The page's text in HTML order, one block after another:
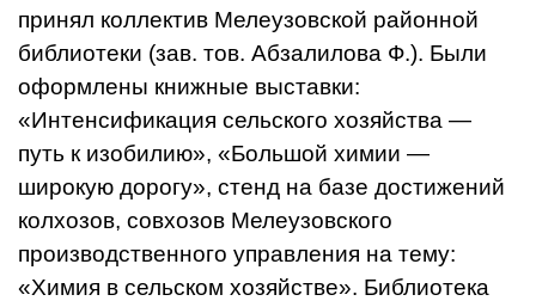
принял коллектив Мелеузовской районной
библиотеки (зав. тов. Абзалилова Ф.). Были
оформлены книжные выс­тавки:
«Интенсификация сельского хозяйства —
путь к изобилию», «Большой химии —
широкую дорогу», стенд на базе достижений
колхо­зов, совхозов Мелеузовского
производственного управ­ления на тему:
«Химия в сельском хозяйстве». Библи­отека